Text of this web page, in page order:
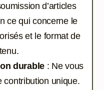
d’articles
ce qui concerne le
et le format de
durable : Ne vous
contribution unique.